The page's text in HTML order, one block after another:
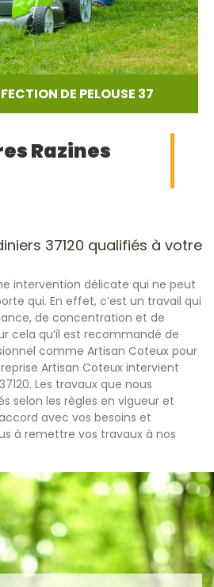
DE PELOUSE 37
Razines
37120 qualifiés à votre
intervention délicate qui ne peut
qui. En effet, c’est un travail qui
de concentration et de
cela qu’il est recommandé de
comme Artisan Coteux pour
Artisan Coteux intervient
Les travaux que nous
selon les règles en vigueur et
avec vos besoins et
à remettre vos travaux à nos